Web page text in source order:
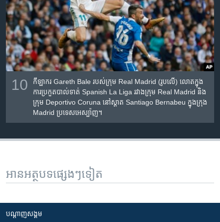
10
កីឡាករ​ Gareth Bale របស់​ក្រុម Real Madrid (រូប​លើ) លោត​ក្នុង​
ការ​ប្រកួត​បាល់ទាត់ Spanish La Liga រវាង​ក្រុម Real Madrid និង​
ក្រុម Deportivo Coruna នៅ​ស្តាត Santiago Bernabeu ក្នុង​ក្រុង
Madrid ប្រទេស​អេស្ប៉ាញ។
អានអត្ថបទផ្សេងៗទៀត
បណ្តាញ​សង្គម